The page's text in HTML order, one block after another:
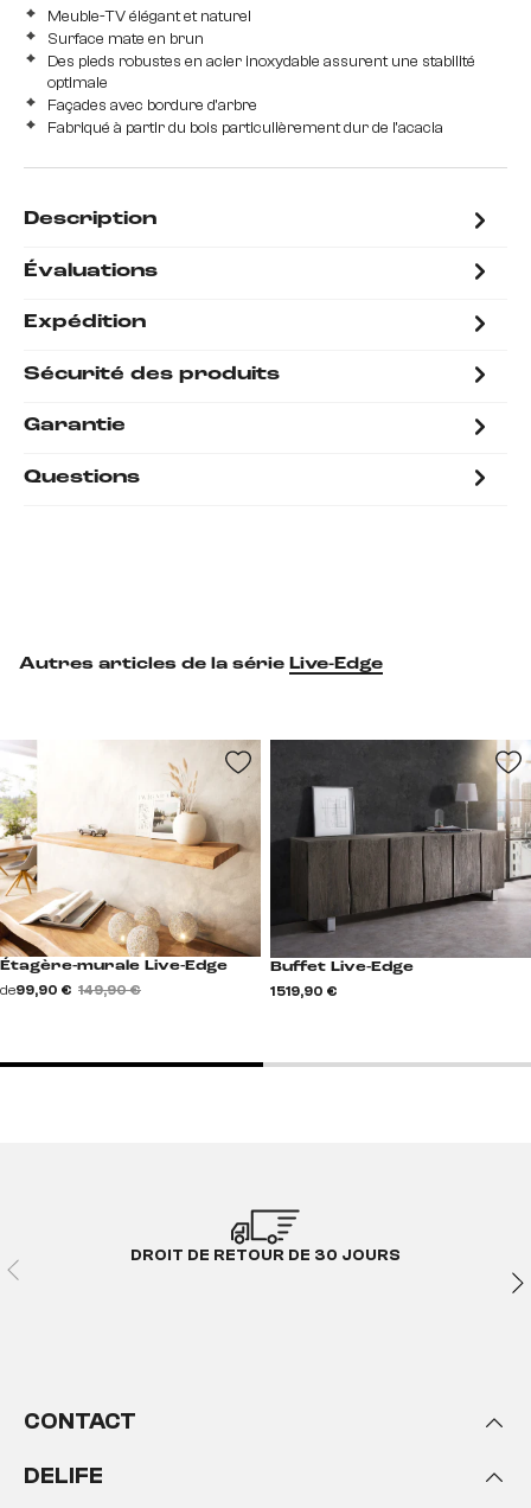
Meuble-TV élégant et naturel
Surface mate en brun
Des pieds robustes en acier inoxydable assurent une stabilité
optimale
Façades avec bordure d'arbre
Fabriqué à partir du bois particulièrement dur de l'acacia
Description
Évaluations
Expédition
Sécurité des produits
Garantie
Questions
Autres articles de la série Live-Edge
Étagère-murale Live-Edge
de99,90 € 149,90 €
Buffet Live-Edge
1 519,90 €
DROIT DE RETOUR DE 30 JOURS
CONTACT
DELIFE